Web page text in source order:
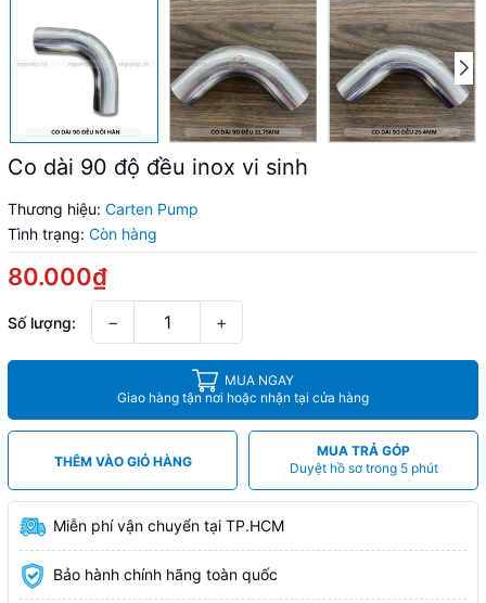
Co dài 90 độ đều inox vi sinh
Thương hiệu: Carten Pump
Tình trạng: Còn hàng
80.000₫
Số lượng: − +
MUA NGAY
Giao hàng tận nơi hoặc nhận tại cửa hàng
THÊM VÀO GIỎ HÀNG
MUA TRẢ GÓP
Duyệt hồ sơ trong 5 phút
Miễn phí vận chuyển tại TP.HCM
Bảo hành chính hãng toàn quốc